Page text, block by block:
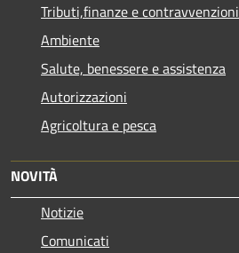
Tributi,finanze e contravvenzioni
Ambiente
Salute, benessere e assistenza
Autorizzazioni
Agricoltura e pesca
NOVITÀ
Notizie
Comunicati